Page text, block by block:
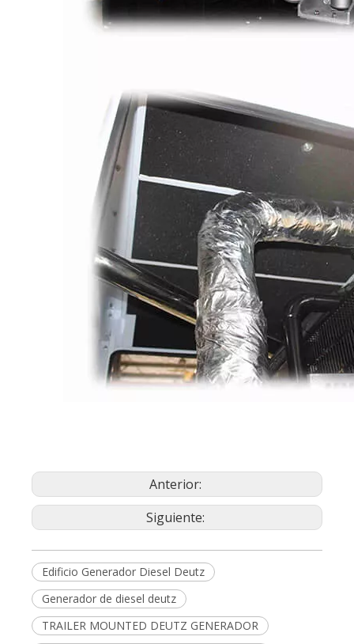
Anterior:
Siguiente:
Edificio Generador Diesel Deutz
Generador de diesel deutz
TRAILER MOUNTED DEUTZ GENERADOR